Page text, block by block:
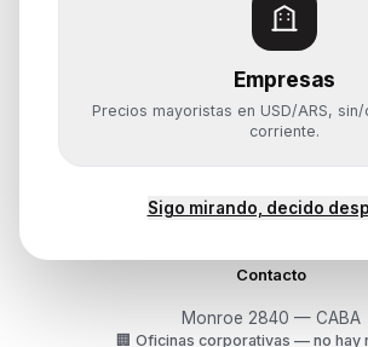
Empresas
Precios mayoristas en USD/ARS,
corriente.
Sigo mirando, decido
Monitores y Pantallas
Ayuda
Mis pedidos
¿Cómo querés comprar?
Contacto
Monroe 2840 — CABA
🏢 Oficinas corporativas — no hay